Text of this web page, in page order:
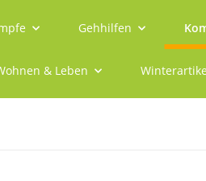
Gehhilfen
& Leben